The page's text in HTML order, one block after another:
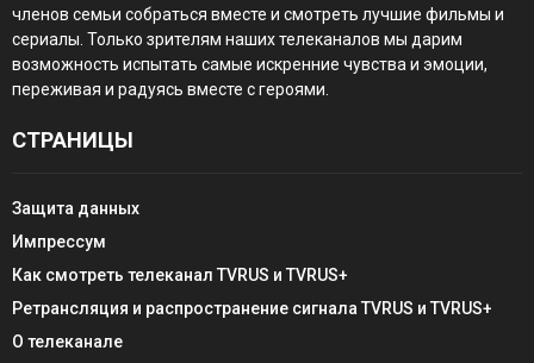
членов семьи собраться вместе и смотреть лучшие фильмы и
сериалы. Только зрителям наших телеканалов мы дарим
возможность испытать самые искренние чувства и эмоции,
переживая и радуясь вместе с героями.
СТРАНИЦЫ
Защита данных
Импрессум
Как смотреть телеканал TVRUS и TVRUS+
Ретрансляция и распространение сигнала TVRUS и TVRUS+
О телеканале